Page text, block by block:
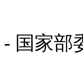
- 国家部